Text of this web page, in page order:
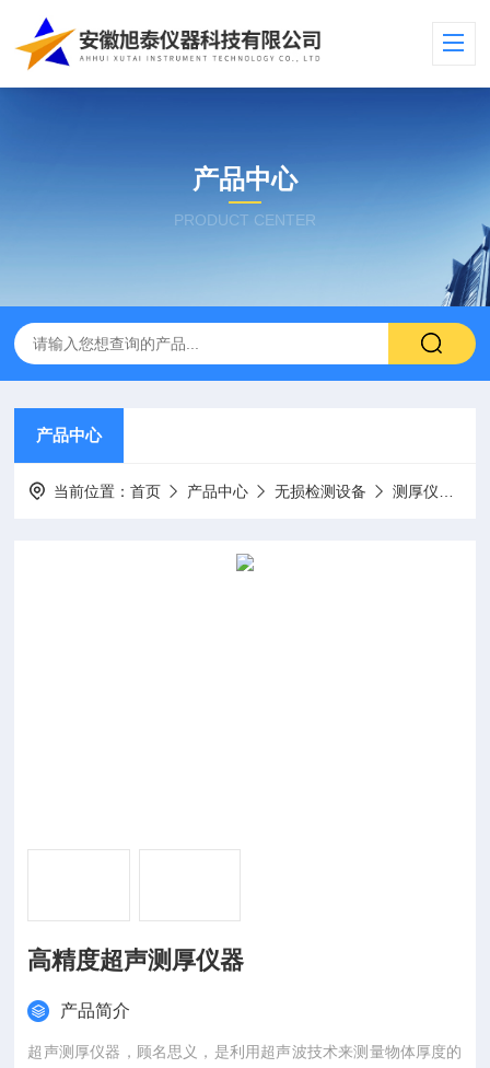
产品中心
PRODUCT CENTER
产品中心
当前位置：首页 产品中心 无损检测设备 测厚仪
高精度超声测厚仪器
产品简介
超声测厚仪器，顾名思义，是利用超声波技术来测量物体厚度的